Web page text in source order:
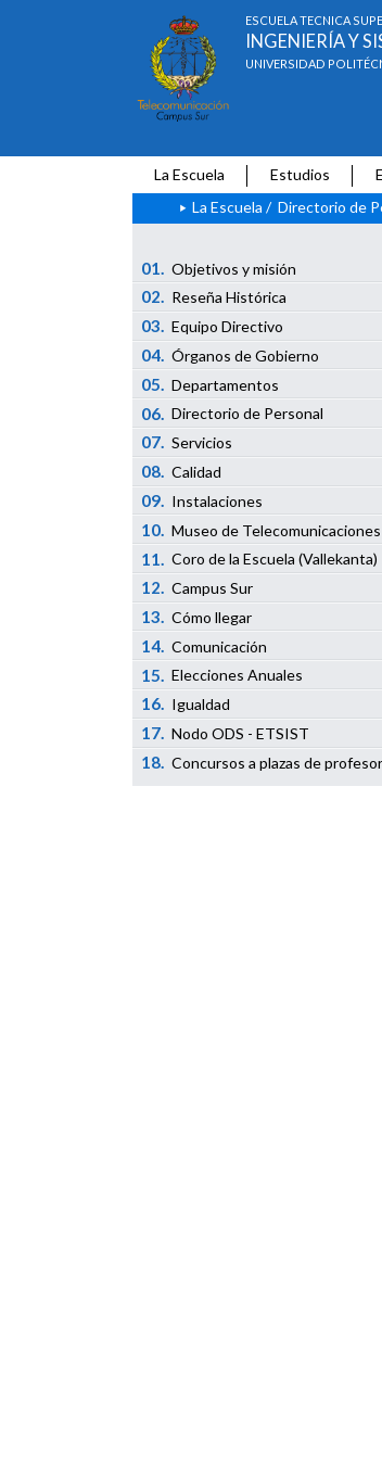
ESCUELA TÉCNICA
INGENIERÍA Y
UNIVERSIDAD
La Escuela Estudios
La Escuela / Directorio de
01. Objetivos y misión
02. Reseña Histórica
03. Equipo Directivo
04. Órganos de Gobierno
05. Departamentos
06. Directorio de Personal
07. Servicios
08. Calidad
09. Instalaciones
10. Museo de Telecomunicaciones
11. Coro de la Escuela (Vallekanta)
12. Campus Sur
13. Cómo llegar
14. Comunicación
15. Elecciones Anuales
16. Igualdad
17. Nodo ODS - ETSIST
18. Concursos a plazas de